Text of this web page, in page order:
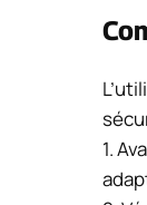
1.